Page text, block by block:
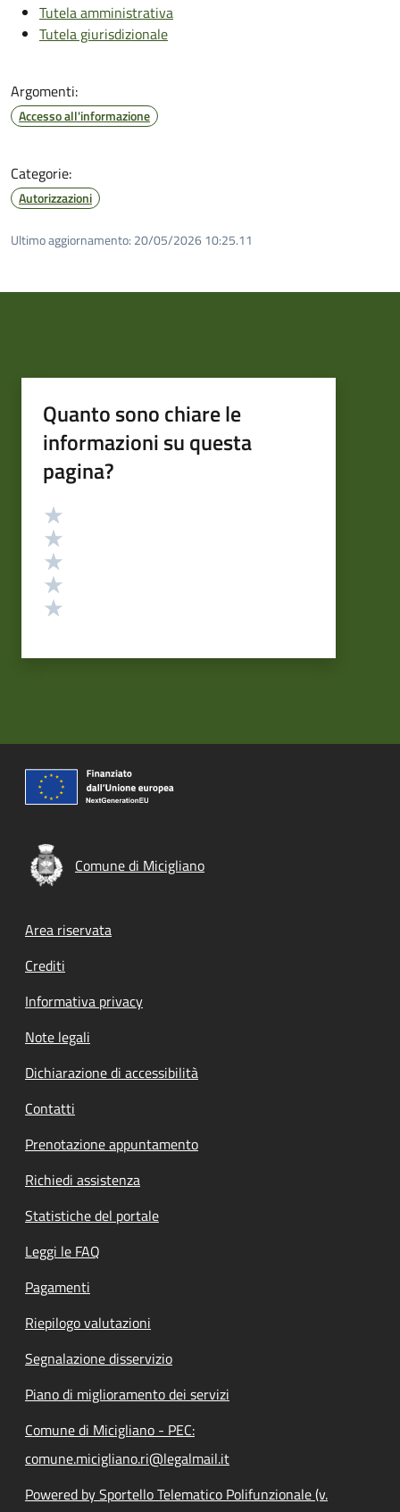
Tutela amministrativa
Tutela giurisdizionale
Argomenti:
Accesso all'informazione
Categorie:
Autorizzazioni
Ultimo aggiornamento: 20/05/2026 10:25.11
Quanto sono chiare le
informazioni su questa
pagina?
Valutazione
Comune di Micigliano
Footer menu
Area riservata
Crediti
Informativa privacy
Note legali
Dichiarazione di accessibilità
Contatti
Prenotazione appuntamento
Richiedi assistenza
Statistiche del portale
Leggi le FAQ
Pagamenti
Riepilogo valutazioni
Segnalazione disservizio
Piano di miglioramento dei servizi
Comune di Micigliano - PEC:
comune.micigliano.ri@legalmail.it
Powered by Sportello Telematico Polifunzionale (v.